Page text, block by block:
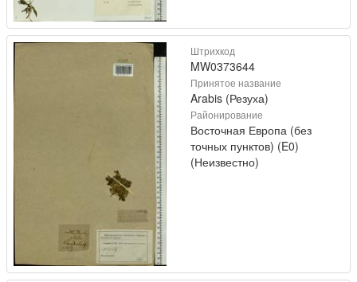
Штрихкод
MW0373644
Принятое название
Arabis (Резуха)
Районирование
Восточная Европа (без
точных пунктов) (E0)
(Неизвестно)